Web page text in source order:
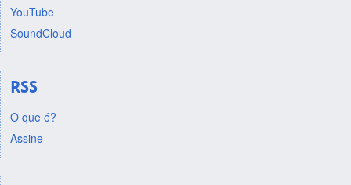
YouTube
SoundCloud
RSS
O que é?
Assine